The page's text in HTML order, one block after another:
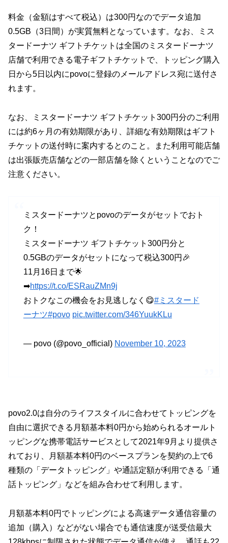
料金（金額はすべて税込）は300円なのでデータ追加
0.5GB（3日間）が実質無料となっています。なお、ミス
タードーナツ ギフトチケットは全国のミスタードーナツ
店舗で利用できる電子ギフトチケットで、トッピング購入
日から5日以内にpovoに登録のメールアドレス宛に送付さ
れます。
なお、ミスタードーナツ ギフトチケット300円分のご利用
には約6ヶ月の有効期限があり、詳細な有効期限はギフト
チケットの送付時に案内するとのこと。また利用可能店舗
は出張販売店舗などの一部店舗を除くということなのでご
注意ください。
ミスタードーナツとpovoのデータがセットでおト
ク！
ミスタードーナツ ギフトチケット300円分と
0.5GBのデータがセットになって税込300円🎉
11月16日まで🌟
➡https://t.co/ESRauZMn9j
おトクなこの機会をお見逃しなく😋#ミスタード
ーナツ#povo pic.twitter.com/346YuukKLu
— povo (@povo_official) November 10, 2023
povo2.0は自分のライフスタイルに合わせてトッピングを
自由に選択できる月額基本料0円から始められるオールト
ッピングな携帯電話サービスとして2021年9月より提供さ
れており、月額基本料0円のベースプランを契約の上で6
種類の「データトッピング」や通話定額が利用できる「通
話トッピング」などを組み合わせて利用します。
月額基本料0円でトッピングによる高速データ通信容量の
追加（購入）などがない場合でも通信速度が送受信最大